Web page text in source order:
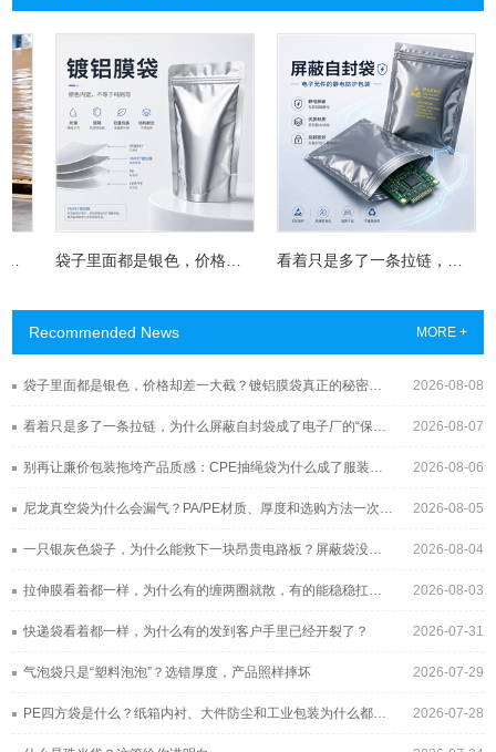
袋子里面都是银色，价格却差一大截？镀铝膜袋真正的秘密藏在这层“金属皮肤”里 看着只是多了一条拉链，为什么屏蔽自封袋成了电子厂的“保险柜”？
Recommended News MORE +
2026-08-08
袋子里面都是银色，价格却差一大截？镀铝膜袋真正的秘密藏在这层“金属皮肤”里
2026-08-07
看着只是多了一条拉链，为什么屏蔽自封袋成了电子厂的“保险柜”？
2026-08-06
别再让廉价包装拖垮产品质感：CPE抽绳袋为什么成了服装与3C品牌的新宠？
2026-08-05
尼龙真空袋为什么会漏气？PA/PE材质、厚度和选购方法一次讲清
2026-08-04
一只银灰色袋子，为什么能救下一块昂贵电路板？屏蔽袋没你想得那么简单
2026-08-03
拉伸膜看着都一样，为什么有的缠两圈就散，有的能稳稳扛过长途运输？
2026-07-31
快递袋看着都一样，为什么有的发到客户手里已经开裂了？
2026-07-29
气泡袋只是“塑料泡泡”？选错厚度，产品照样摔坏
2026-07-28
PE四方袋是什么？纸箱内衬、大件防尘和工业包装为什么都在用它